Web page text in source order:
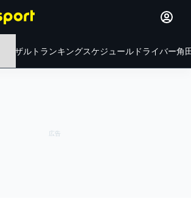
リザルト ランキングスケジュール ドライバー角